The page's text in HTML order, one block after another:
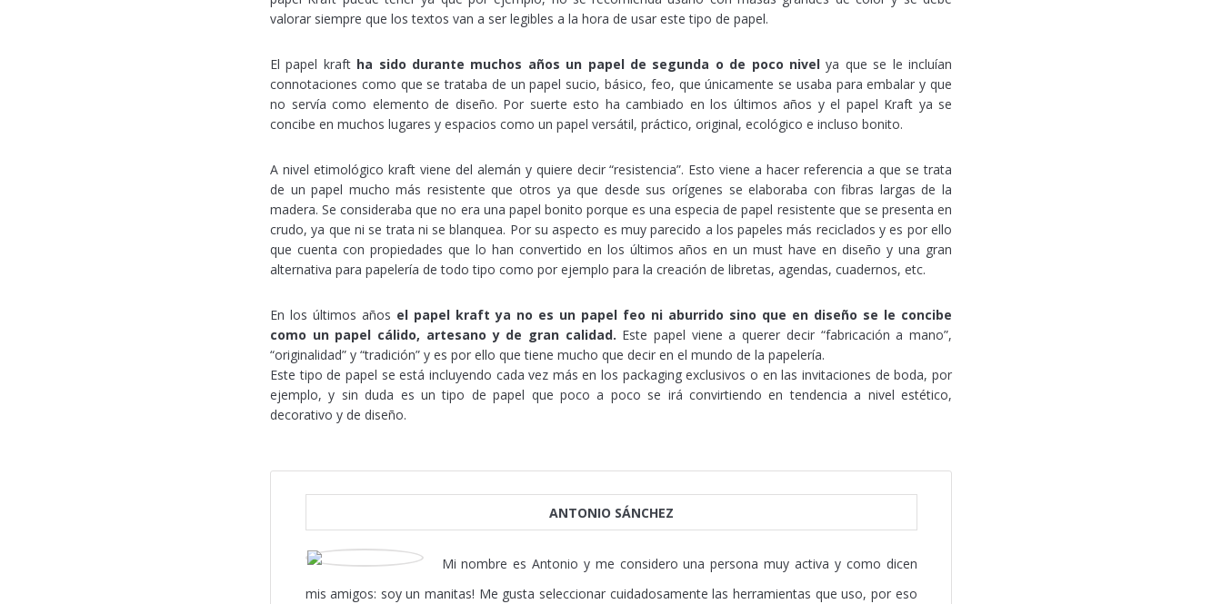
valorar siempre que los textos van a ser legibles a la hora de usar este tipo de papel.
El papel kraft ha sido durante muchos años un papel de segunda o de poco nivel ya que se le incluían
connotaciones como que se trataba de un papel sucio, básico, feo, que únicamente se usaba para embalar y que
no servía como elemento de diseño. Por suerte esto ha cambiado en los últimos años y el papel Kraft ya se
concibe en muchos lugares y espacios como un papel versátil, práctico, original, ecológico e incluso bonito.
A nivel etimológico kraft viene del alemán y quiere decir “resistencia”. Esto viene a hacer referencia a que se trata
de un papel mucho más resistente que otros ya que desde sus orígenes se elaboraba con fibras largas de la
madera. Se consideraba que no era una papel bonito porque es una especia de papel resistente que se presenta en
crudo, ya que ni se trata ni se blanquea. Por su aspecto es muy parecido a los papeles más reciclados y es por ello
que cuenta con propiedades que lo han convertido en los últimos años en un must have en diseño y una gran
alternativa para papelería de todo tipo como por ejemplo para la creación de libretas, agendas, cuadernos, etc.
En los últimos años el papel kraft ya no es un papel feo ni aburrido sino que en diseño se le concibe
como un papel cálido, artesano y de gran calidad. Este papel viene a querer decir “fabricación a mano”,
“originalidad” y “tradición” y es por ello que tiene mucho que decir en el mundo de la papelería.
Este tipo de papel se está incluyendo cada vez más en los packaging exclusivos o en las invitaciones de boda, por
ejemplo, y sin duda es un tipo de papel que poco a poco se irá convirtiendo en tendencia a nivel estético,
decorativo y de diseño.
ANTONIO SÁNCHEZ
Mi nombre es Antonio y me considero una persona muy activa y como dicen
mis amigos: soy un manitas! Me gusta seleccionar cuidadosamente las herramientas que uso, por eso